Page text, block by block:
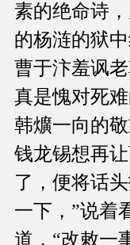
素的绝命诗
的杨涟的狱
曹于汴羞讽
真是愧对死
韩爌一向的
钱龙锡想再
了，便将话
一下，”说着
道，“改敕一